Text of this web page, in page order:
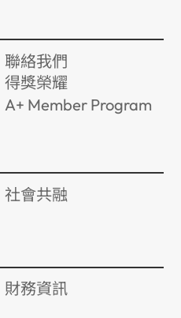
聯絡我們
得獎榮耀
A+ Member Program
社會共融
財務資訊